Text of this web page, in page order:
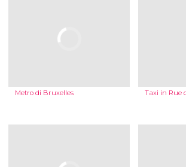
Metro di Bruxelles Taxi in Rue